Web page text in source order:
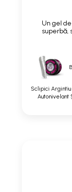
Un gel
superbă,
Sclipici Argintiu
Autonivelant